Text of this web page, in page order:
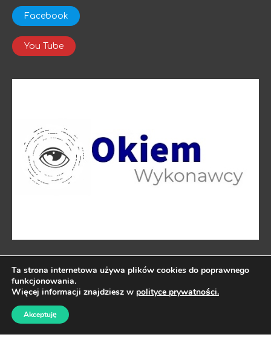
Facebook
You Tube
Kontakt
Ta strona internetowa używa plików cookies do poprawnego
funkcjonowania.
Więcej informacji znajdziesz w polityce prywatności.
Akceptuję